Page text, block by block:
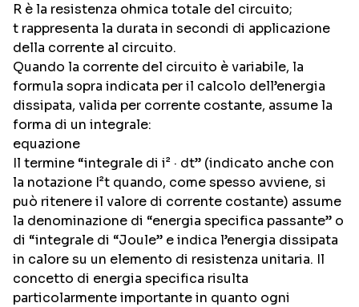
R è la resistenza ohmica totale del circuito;
t rappresenta la durata in secondi di applicazione
della corrente al circuito.
Quando la corrente del circuito è variabile, la
formula sopra indicata per il calcolo dell’energia
dissipata, valida per corrente costante, assume la
forma di un integrale:
equazione
Il termine “integrale di i² · dt” (indicato anche con
la notazione I²t quando, come spesso avviene, si
può ritenere il valore di corrente costante) assume
la denominazione di “energia specifica passante” o
di “integrale di “Joule” e indica l’energia dissipata
in calore su un elemento di resistenza unitaria. Il
concetto di energia specifica risulta
particolarmente importante in quanto ogni